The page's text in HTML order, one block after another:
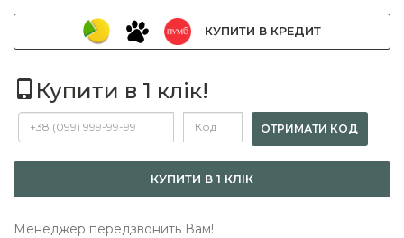
КУПИТИ В КРЕДИТ
Купити в 1 клік!
ОТРИМАТИ КОД
КУПИТИ В 1 КЛІК
Менеджер передзвонить Вам!